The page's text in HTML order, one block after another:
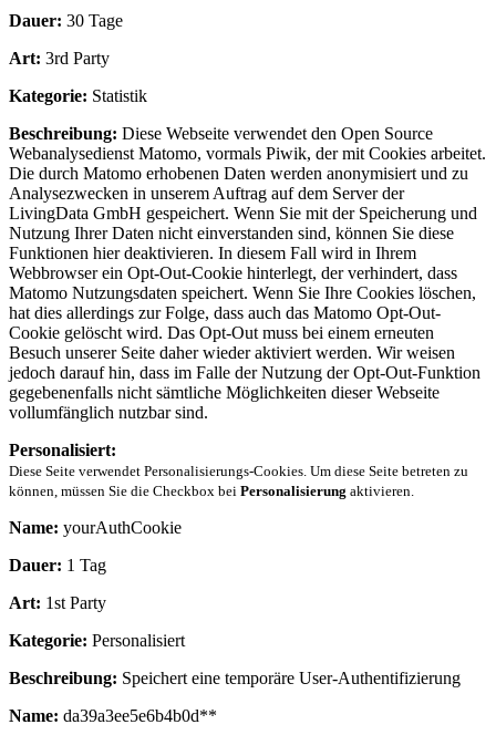
Dauer: 30 Tage
Art: 3rd Party
Kategorie: Statistik
Beschreibung: Diese Webseite verwendet den Open Source
Webanalysedienst Matomo, vormals Piwik, der mit Cookies arbeitet.
Die durch Matomo erhobenen Daten werden anonymisiert und zu
Analysezwecken in unserem Auftrag auf dem Server der
LivingData GmbH gespeichert. Wenn Sie mit der Speicherung und
Nutzung Ihrer Daten nicht einverstanden sind, können Sie diese
Funktionen hier deaktivieren. In diesem Fall wird in Ihrem
Webbrowser ein Opt-Out-Cookie hinterlegt, der verhindert, dass
Matomo Nutzungsdaten speichert. Wenn Sie Ihre Cookies löschen,
hat dies allerdings zur Folge, dass auch das Matomo Opt-Out-
Cookie gelöscht wird. Das Opt-Out muss bei einem erneuten
Besuch unserer Seite daher wieder aktiviert werden. Wir weisen
jedoch darauf hin, dass im Falle der Nutzung der Opt-Out-Funktion
gegebenenfalls nicht sämtliche Möglichkeiten dieser Webseite
vollumfänglich nutzbar sind.
Personalisiert:
Diese Seite verwendet Personalisierungs-Cookies. Um diese Seite betreten zu
können, müssen Sie die Checkbox bei Personalisierung aktivieren.
Name: yourAuthCookie
Dauer: 1 Tag
Art: 1st Party
Kategorie: Personalisiert
Beschreibung: Speichert eine temporäre User-Authentifizierung
Name: da39a3ee5e6b4b0d**